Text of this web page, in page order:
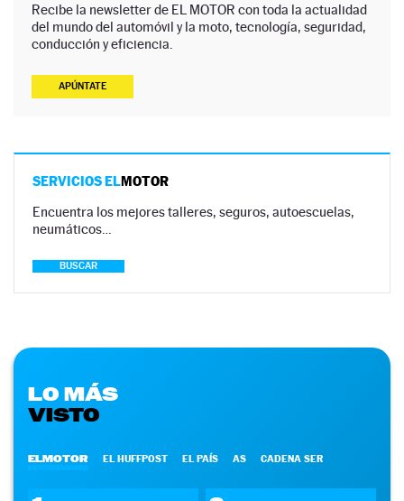
Recibe la newsletter de EL MOTOR con toda la actualidad
del mundo del automóvil y la moto, tecnología, seguridad,
conducción y eficiencia.
APÚNTATE
SERVICIOS ELMOTOR
Encuentra los mejores talleres, seguros, autoescuelas,
neumáticos…
BUSCAR
LO MÁS
VISTO
ELMOTOR EL HUFFPOST EL PAÍS AS CADENA SER